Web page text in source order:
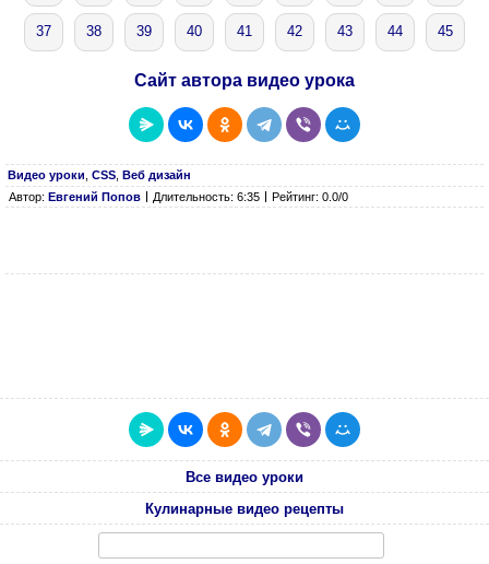
37 38 39 40 41 42 43 44 45
Сайт автора видео урока
Видео уроки CSS Веб дизайн
Автор: Евгений Попов Длительность: 6:35 Рейтинг: 0.0/0
Все видео уроки
Кулинарные видео рецепты